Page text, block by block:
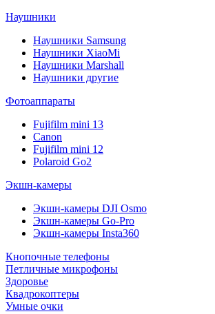
Наушники
Наушники Samsung
Наушники XiaoMi
Наушники Marshall
Наушники другие
Фотоаппараты
Fujifilm mini 13
Canon
Fujifilm mini 12
Polaroid Go2
Экшн-камеры
Экшн-камеры DJI Osmo
Экшн-камеры Go-Pro
Экшн-камеры Insta360
Кнопочные телефоны
Петличные микрофоны
Здоровье
Квадрокоптеры
Умные очки